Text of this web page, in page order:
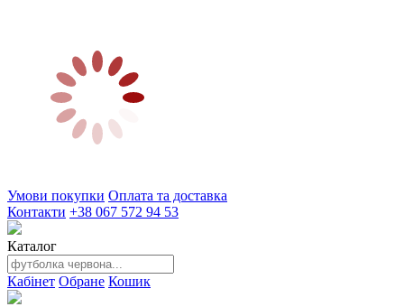
Умови покупки Оплата та доставка
Контакти +38 067 572 94 53
Каталог
Кабінет Обране Кошик